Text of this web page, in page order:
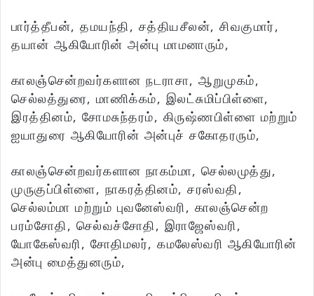
பார்த்தீபன், தமயந்தி, சத்தியசீலன், சிவகுமார்,
தயான் ஆகியோரின் அன்பு மாமனாரும்,
காலஞ்சென்றவர்களான நடராசா, ஆறுமுகம்,
செல்லத்துரை, மாணிக்கம், இலட்சுமிப்பிள்ளை,
இரத்தினம், சோமசுந்தரம், கிருஷ்ணபிள்ளை மற்றும்
ஐயாதுரை ஆகியோரின் அன்புச் சகோதரரும்,
காலஞ்சென்றவர்களான நாகம்மா, செல்லமுத்து,
முருகுப்பிள்ளை, நாகரத்தினம், சரஸ்வதி,
செல்லம்மா மற்றும் புவனேஸ்வரி, காலஞ்சென்ற
பரம்சோதி, செல்வச்சோதி, இராஜேஸ்வரி,
யோகேஸ்வரி, சோதிமலர், கமலேஸ்வரி ஆகியோரின்
அன்பு மைத்துனரும்,